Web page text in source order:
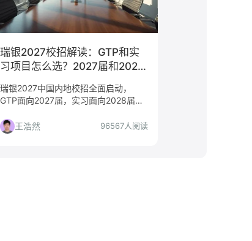
瑞银2027校招解读：GTP和实
习项目怎么选？2027届和2028
瑞银2027中国内地校招全面启动，
GTP面向2027届，实习面向2028届，
策角度解读项目选择、申请流程与准备
策略，帮你判断是否值得投递。
王浩然 96567人阅读